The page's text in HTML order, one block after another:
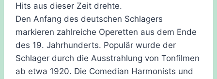
Hits aus dieser Zeit drehte.
Den Anfang des deutschen Schlagers
markieren zahlreiche Operetten aus dem Ende
des 19. Jahrhunderts. Populär wurde der
Schlager durch die Ausstrahlung von Tonfilmen
ab etwa 1920. Die Comedian Harmonists und